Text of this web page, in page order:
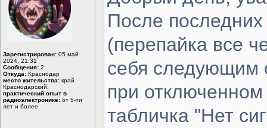
Зарегистрирован: 05 май
2024, 21:31
Сообщения: 2
Откуда: Краснодар
место жительства: край
Краснодарский,
практический опыт в
радиоэлектронике: от 5-ти
лет и более
После
(перепайка все
себя следующим
при
табличка "Нет